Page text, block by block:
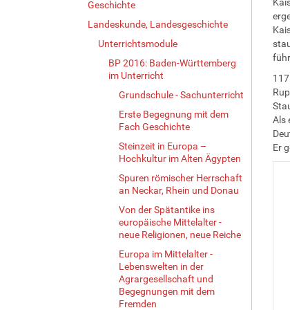
Geschichte
Landeskunde, Landesgeschichte
Unterrichtsmodule
BP 2016: Baden-Württemberg
im Unterricht
Grundschule - Sachunterricht
Erste Begegnung mit dem
Fach Geschichte
Steinzeit in Europa –
Hochkultur im Alten Ägypten
Spuren römischer Herrschaft
an Neckar, Rhein und Donau
Von der Spätantike ins
europäische Mittelalter -
neue Religionen, neue Reiche
Europa im Mittelalter -
Lebenswelten in der
Agrargesellschaft und
Begegnungen mit dem
Fremden
Als
Er